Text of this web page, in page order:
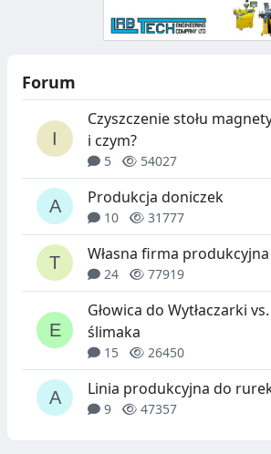
Forum
Czyszczenie stołu
i czym?
5 54027
Produkcja doniczek
10 31777
Własna firma produkcyjna
24 77919
Głowica do Wytłaczarki
ślimaka
15 26450
Linia produkcyjna do
9 47357